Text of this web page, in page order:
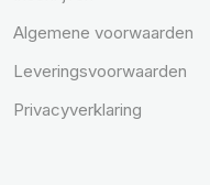
Algemene voorwaarden
Leveringsvoorwaarden
Privacyverklaring